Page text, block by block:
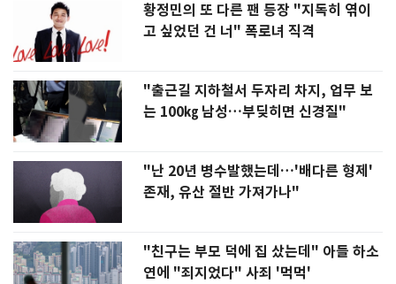
황정민의 또 다른 팬 등장 "지독히 엮이
고 싶었던 건 너" 폭로녀 직격
"출근길 지하철서 두자리 차지, 업무 보
는 100㎏ 남성…부딪히면 신경질"
"난 20년 병수발했는데…'배다른 형제'
존재, 유산 절반 가져가나"
"친구는 부모 덕에 집 샀는데" 아들 하소
연에 "죄지었다" 사죄 '먹먹'